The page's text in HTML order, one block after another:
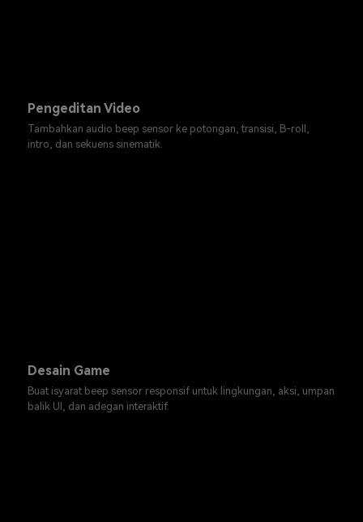
Pengeditan Video
Tambahkan audio beep sensor ke potongan, transisi, B-roll,
intro, dan sekuens sinematik.
Desain Game
Buat isyarat beep sensor responsif untuk lingkungan, aksi, umpan
balik UI, dan adegan interaktif.